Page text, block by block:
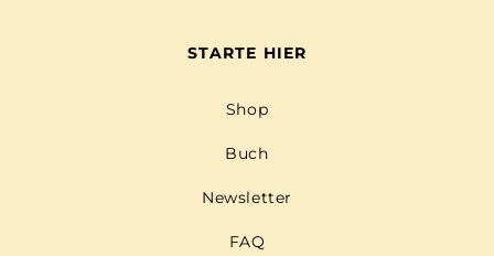
STARTE HIER
Shop
Buch
Newsletter
FAQ